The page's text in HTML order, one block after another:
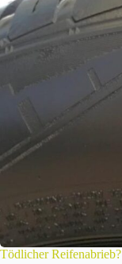
Tödlicher Reifenabrieb?